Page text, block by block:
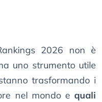
2026 non è
uno strumento utile
trasformando i
nel mondo e quali